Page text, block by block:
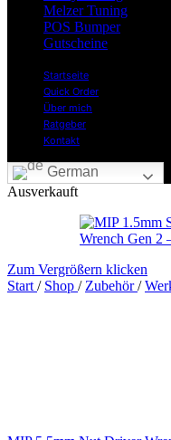
Melzer Tuning
POS Bumper
Gutscheine
Startseite
Quick Order
Über mich
Ratgeber
Kontakt
German
Ausverkauft
Zum Vergrößern klicken
Start / Shop / Zubehör/